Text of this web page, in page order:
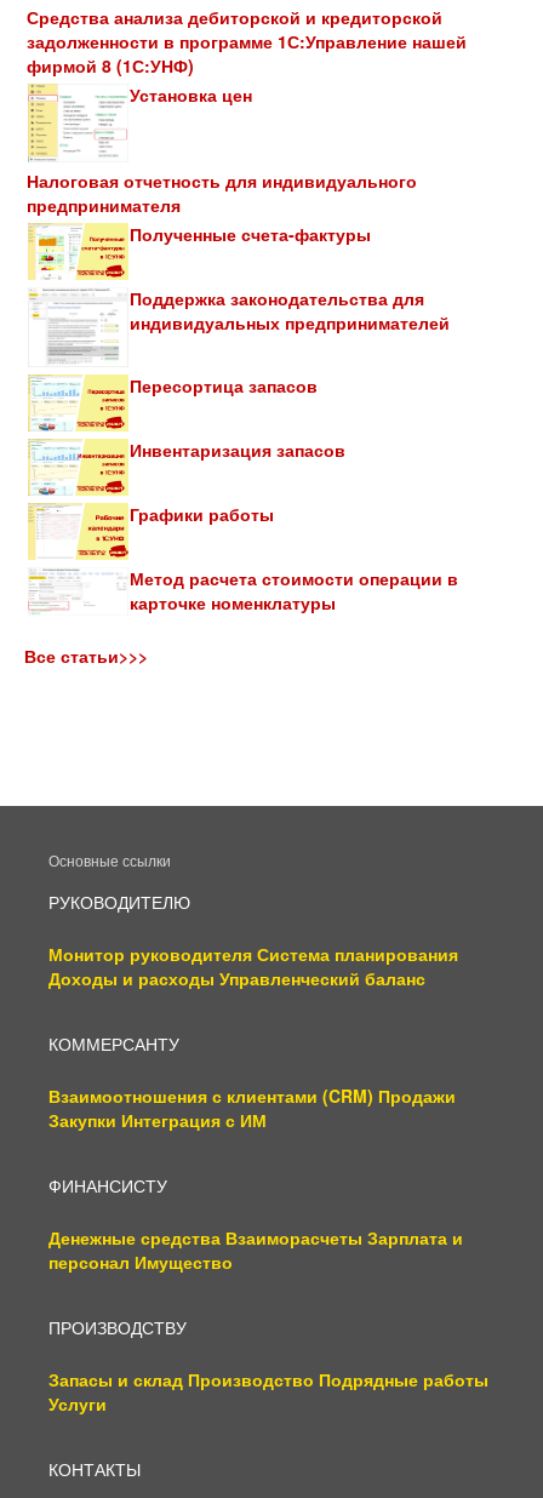
Средства анализа дебиторской и кредиторской
задолженности в программе 1С:Управление нашей
фирмой 8 (1С:УНФ)
Установка цен
Налоговая отчетность для индивидуального
предпринимателя
Полученные счета-фактуры
Поддержка законодательства для
индивидуальных предпринимателей
Пересортица запасов
Инвентаризация запасов
Графики работы
Метод расчета стоимости операции в
карточке номенклатуры
Все статьи>>>
Основные ссылки
РУКОВОДИТЕЛЮ
Монитор руководителя Система планирования
Доходы и расходы Управленческий баланс
КОММЕРСАНТУ
Взаимоотношения с клиентами (CRM) Продажи
Закупки Интеграция с ИМ
ФИНАНСИСТУ
Денежные средства Взаиморасчеты Зарплата и
персонал Имущество
ПРОИЗВОДСТВУ
Запасы и склад Производство Подрядные работы
Услуги
КОНТАКТЫ